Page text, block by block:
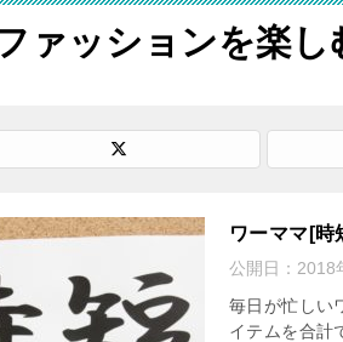
ァッションを楽し
ワーママ[時
公開日： 2018
毎日が忙しい
イテムを合計